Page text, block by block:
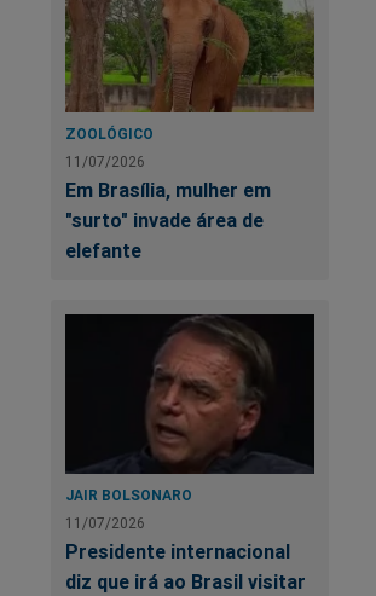
ZOOLÓGICO
11/07/2026
Em Brasília, mulher em
"surto" invade área de
elefante
JAIR BOLSONARO
11/07/2026
Presidente internacional
diz que irá ao Brasil visitar